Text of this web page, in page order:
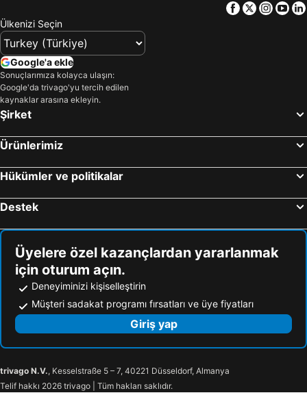
Facebook
Twitter
Ülkenizi Seçin
Google'a ekle
Sonuçlarımıza kolayca ulaşın:
Google'da trivago'yu tercih edilen
kaynaklar arasına ekleyin.
Şirket
Ürünlerimiz
Hükümler ve politikalar
Destek
Üyelere özel kazançlardan yararlanmak
için oturum açın.
Deneyiminizi kişiselleştirin
Müşteri sadakat programı fırsatları ve üye fiyatları
Giriş yap
trivago N.V., Kesselstraße 5 – 7, 40221 Düsseldorf, Almanya
Telif hakkı 2026 trivago | Tüm hakları saklıdır.